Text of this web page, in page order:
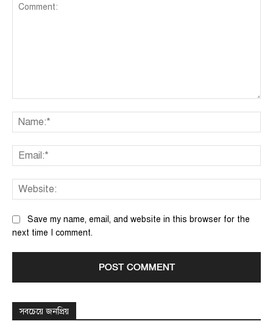
Save my name, email, and website in this browser for the
next time I comment.
সবচেয়ে জনপ্রিয়